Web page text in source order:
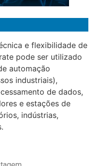
e flexibilidade de
pode ser utilizado
automação
industriais),
de dados,
e estações de
indústrias,